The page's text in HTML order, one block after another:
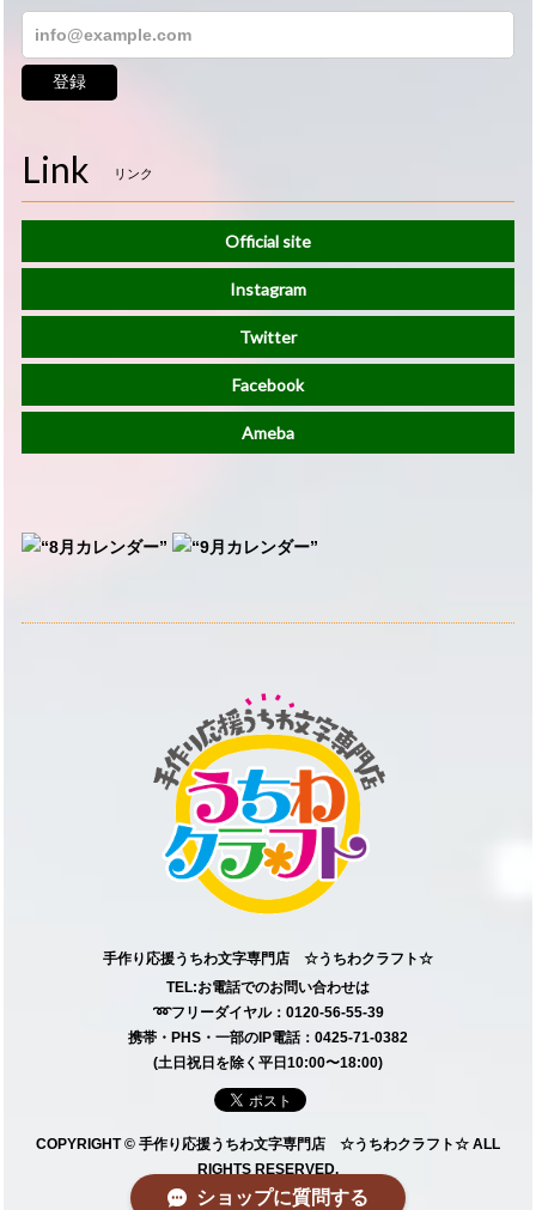
登録
Link リンク
Official site
Instagram
Twitter
Facebook
Ameba
手作り応援うちわ文字専門店 ☆うちわクラフト☆
TEL:お電話でのお問い合わせは
➿フリーダイヤル：0120-56-55-39
携帯・PHS・一部のIP電話：0425-71-0382
(土日祝日を除く平日10:00〜18:00)
COPYRIGHT © 手作り応援うちわ文字専門店 ☆うちわクラフト☆ ALL
RIGHTS RESERVED.
ショップに質問する